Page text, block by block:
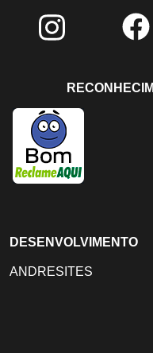
DESENVOLVIMENTO
ANDRESITES